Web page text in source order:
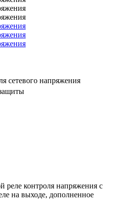
сетевого напряжения
реле контроля напряжения с
на выходе, дополненное